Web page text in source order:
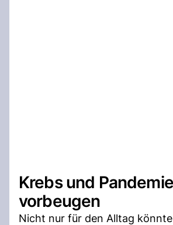
Krebs und
vorbeugen
Nicht nur für den Alltag